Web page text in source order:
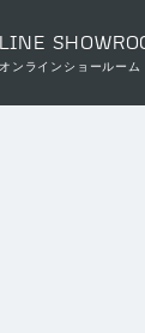
オンラインショールーム